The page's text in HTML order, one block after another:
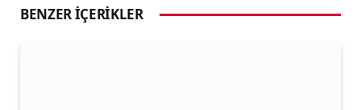
BENZER İÇERIKLER